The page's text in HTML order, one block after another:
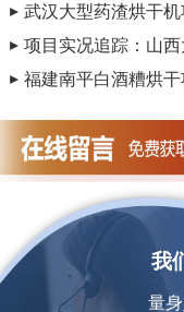
武汉大型药渣烘干
我
量